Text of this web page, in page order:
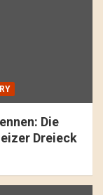
Die
Dreieck